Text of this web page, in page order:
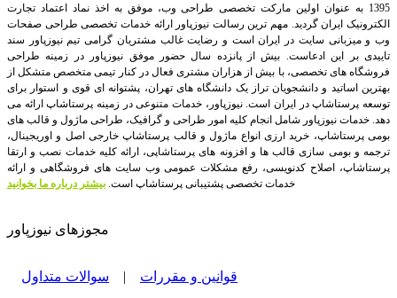
1395 به عنوان اولین مارکت تخصصی طراحی وب، موفق به اخذ نماد اعتماد تجارت
الکترونیک ایران گردید. مهم ترین رسالت نیوزپاور ارائه خدمات تخصصی طراحی صفحات
وب و میزبانی سایت در ایران است و رضایت غالب مشتریان گرامی تیم نیوزپاور سند
تاییدی بر این ادعاست. بیش از پانزده سال حضور موفق نیوزپاور در زمینه طراحی
فروشگاه های تخصصی، با بیش از هزاران مشتری فعال در کنار تیمی متخصص متشکل از
بهترین اساتید و دانشجویان تراز یک دانشگاه های تهران، پشتوانه ای قوی و استوار برای
توسعه پرستاشاپ در ایران است.نیوزپاور، خدمات متنوعی در زمینه پرستاشاپ ارائه می
دهد. خدمات نیوزپاور شامل انجام کلیه امور طراحی و گرافیک، طراحی ماژول و قالب های
بومی پرستاشاپ، خرید ارزی انواع ماژول و قالب پرستاشاپ خارجی اصل و اوریجینال،
ترجمه و بومی سازی قالب ها و افزونه های پرستاشاپی، ارائه کلیه خدمات نصب و ارتقا
پرستاشاپ، اصلاح کدنویسی، رفع مشکلات عمومی وب سایت های فروشگاهی و ارائه
خدمات تخصصی پشتیبانی پرستاشاپ است. بیشتر درباره ما بخوانید
مجوزهای نیوزپاور
قوانین و مقررات | سوالات متداول